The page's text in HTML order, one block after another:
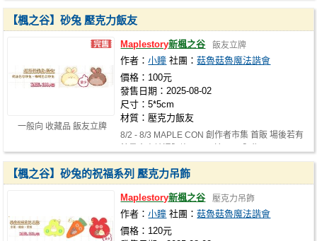
一般向 收藏品 飯友立牌
【楓之谷】砂兔 壓克力飯友
Maplestory新楓之谷 飯友立牌
作者：小瞳 社團：菇魯菇魯魔法諧會
價格：100元
發售日期：2025-08-02
尺寸：5*5cm
材質：壓克力飯友
8/2 - 8/3 MAPLE CON 創作者市集 首販 場後若有
【楓之谷】砂兔的祝福系列 壓克力吊飾
Maplestory新楓之谷 壓克力吊飾
作者：小瞳 社團：菇魯菇魯魔法諧會
價格：120元